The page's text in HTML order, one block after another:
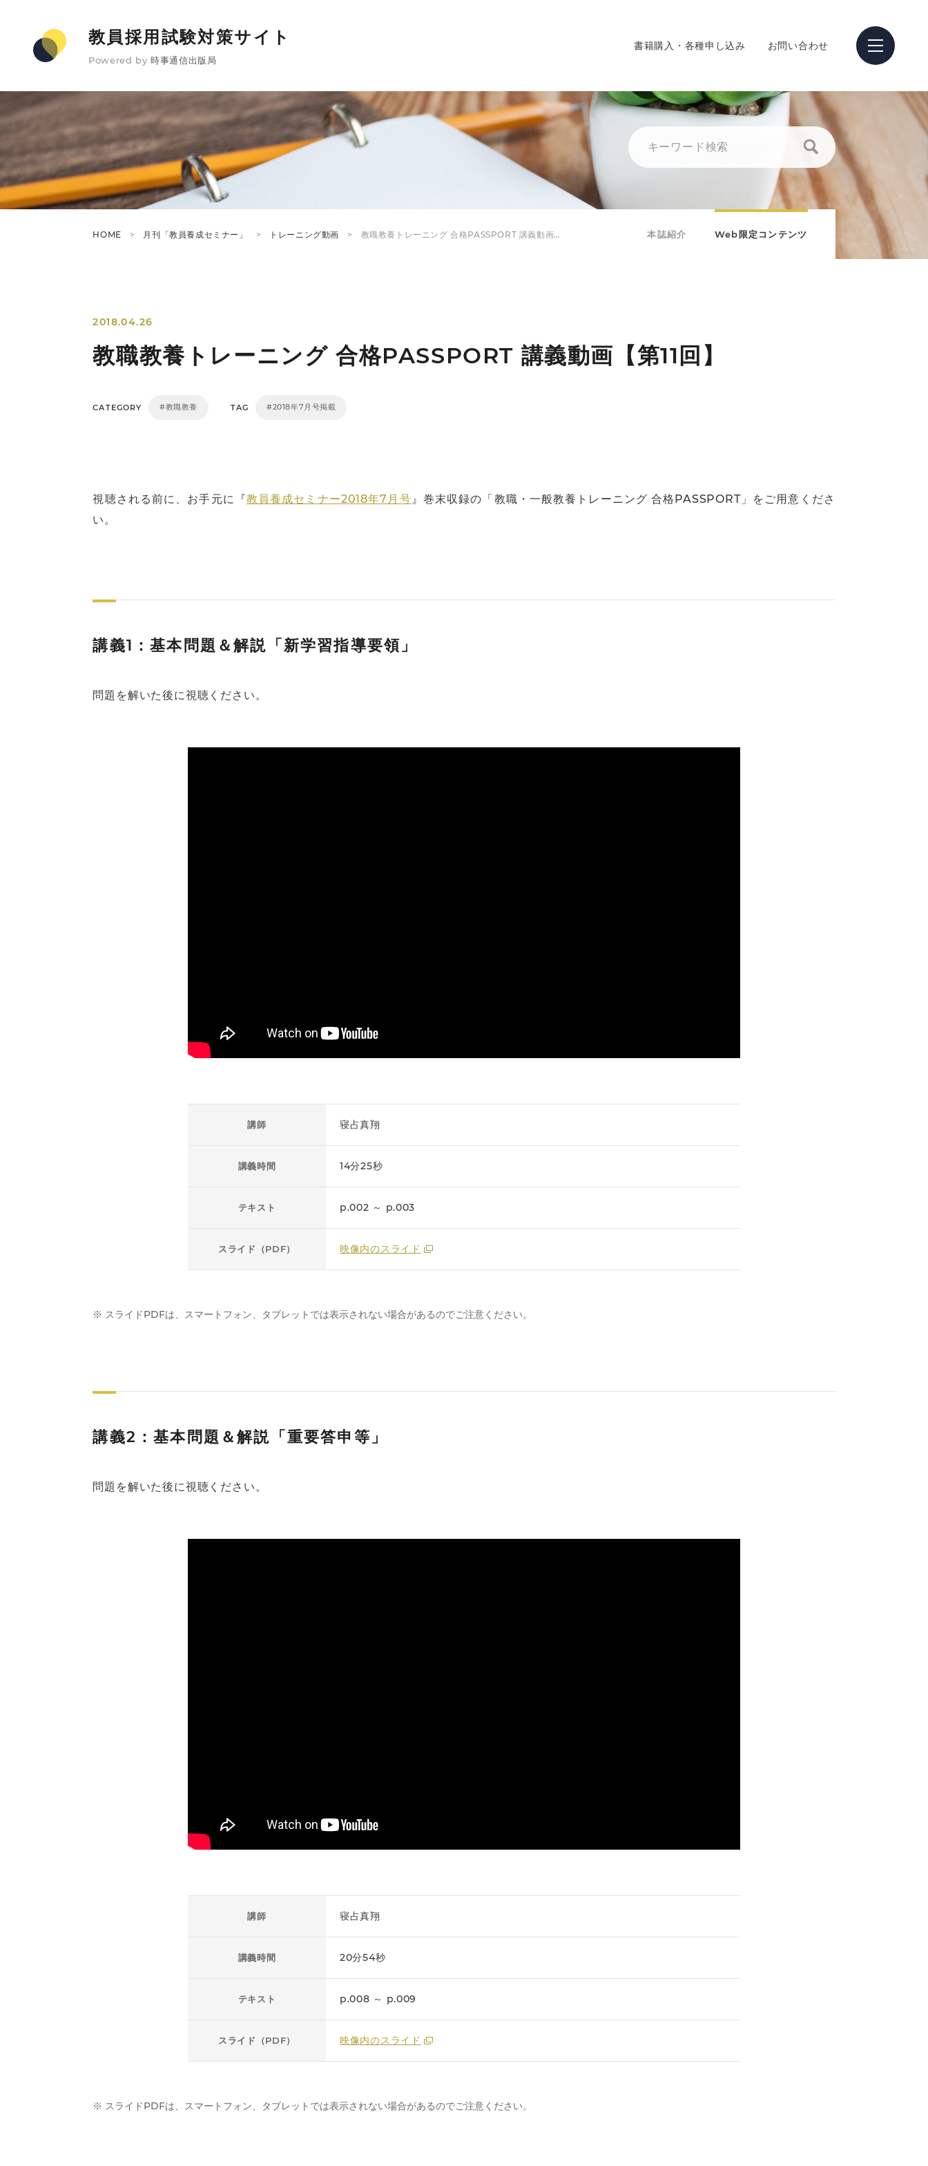
教員採用試験対策サイト
Powered by 時事通信出版局
書籍購入・各種申し込み お問い合わせ
HOME 月刊「教員養成セミナー」 トレーニング動画 教職教養トレーニング 合格PASSPORT 講義動画… 本誌紹介 Web限定コンテンツ
2018.04.26
教職教養トレーニング 合格PASSPORT 講義動画【第11回】
CATEGORY #教職教養 TAG #2018年7月号掲載
視聴される前に、お手元に『教員養成セミナー2018年7月号』巻末収録の「教職・一般教養トレーニング 合格PASSPORT」をご用意くださ
い。
講義1：基本問題＆解説「新学習指導要領」
問題を解いた後に視聴ください。
講師 寝占真翔
講義時間 14分25秒
テキスト p.002 ～ p.003
スライド（PDF） 映像内のスライド
※ スライドPDFは、スマートフォン、タブレットでは表示されない場合があるのでご注意ください。
講義2：基本問題＆解説「重要答申等」
問題を解いた後に視聴ください。
講師 寝占真翔
講義時間 20分54秒
テキスト p.008 ～ p.009
スライド（PDF） 映像内のスライド
※ スライドPDFは、スマートフォン、タブレットでは表示されない場合があるのでご注意ください。